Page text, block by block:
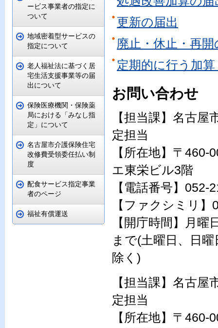
更新の届出
廃止・休止・再開
定期的に行う加
お問い合わせ
【担当課】名古
定担当
【所在地】〒
エ東栄ビル3階
【電話番号】052-
【ファクシミリ】
【開庁時間】月
まで(土曜日、日
除く)
【担当課】名古
定担当
【所在地】〒
ービス事業者の指定に
ついて
地域密着型サービスの
指定について
老人福祉法に基づく居
宅生活支援事業等の届
出について
保険医療機関・保険薬
局における「みなし指
定」について
名古屋市介護保険住宅
改修費受領委任払い制
度
配食サービス指定事業
者のページ
福祉有償運送